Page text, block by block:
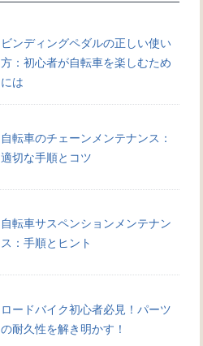
ビンディングペダルの正しい使い
方：初心者が自転車を楽しむため
には
自転車のチェーンメンテナンス：
適切な手順とコツ
自転車サスペンションメンテナン
ス：手順とヒント
ロードバイク初心者必見！パーツ
の耐久性を解き明かす！